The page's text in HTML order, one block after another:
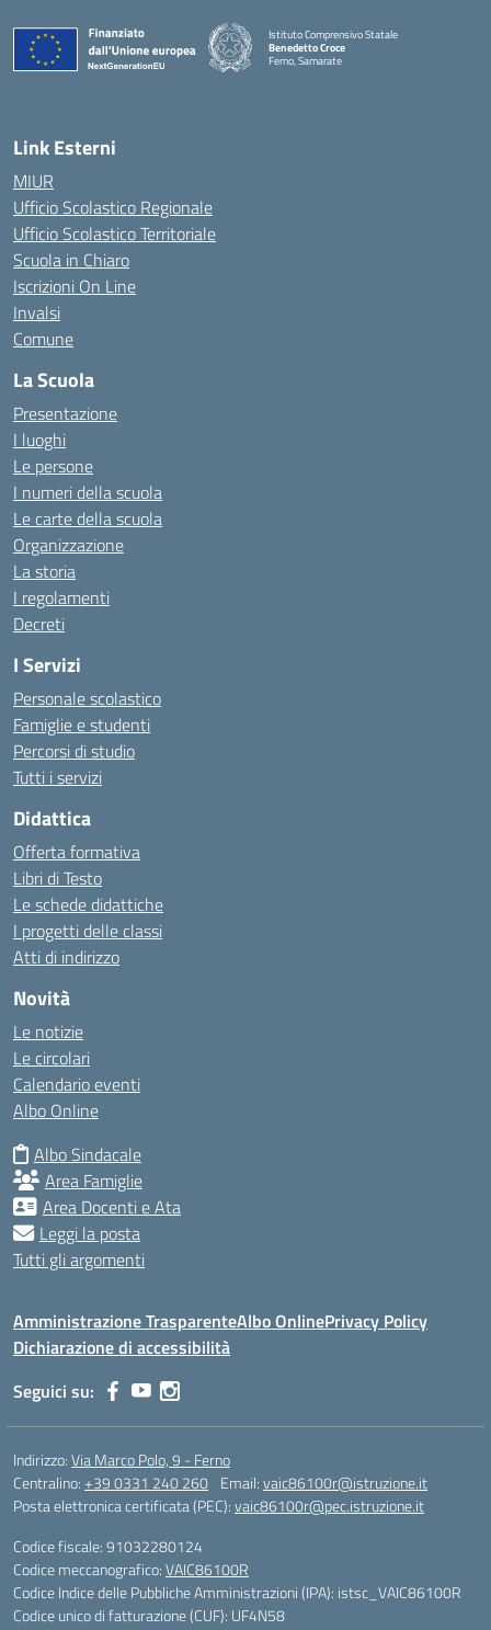
Istituto Comprensivo Statale
Benedetto Croce
Ferno, Samarate
Link Esterni
MIUR
Ufficio Scolastico Regionale
Ufficio Scolastico Territoriale
Scuola in Chiaro
Iscrizioni On Line
Invalsi
Comune
La Scuola
Presentazione
I luoghi
Le persone
I numeri della scuola
Le carte della scuola
Organizzazione
La storia
I regolamenti
Decreti
I Servizi
Personale scolastico
Famiglie e studenti
Percorsi di studio
Tutti i servizi
Didattica
Offerta formativa
Libri di Testo
Le schede didattiche
I progetti delle classi
Atti di indirizzo
Novità
Le notizie
Le circolari
Calendario eventi
Albo Online
Albo Sindacale
Area Famiglie
Area Docenti e Ata
Leggi la posta
Tutti gli argomenti
Amministrazione TrasparenteAlbo OnlinePrivacy Policy
Dichiarazione di accessibilità
Seguici su:
Indirizzo:Via Marco Polo, 9 - Ferno
Centralino:+39 0331 240 260 Email:vaic86100r@istruzione.it
Posta elettronica certificata (PEC):vaic86100r@pec.istruzione.it
Codice fiscale: 91032280124
Codice meccanografico:VAIC86100R
Codice Indice delle Pubbliche Amministrazioni (IPA): istsc_VAIC86100R
Codice unico di fatturazione (CUF): UF4N58